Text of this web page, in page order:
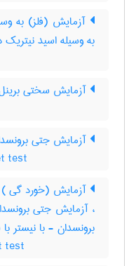
آزمایش (فلز) به
به وسیله اسید نیتریک
آزمایش سختی
آزمایش جتی
test
آزمایش (خورد گی )
، آزمایش جتی
برونسدان - با نیستر
test